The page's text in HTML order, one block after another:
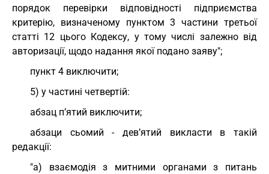
порядок перевірки відповідності підприємства
критерію, визначеному пунктом 3 частини третьої
статті 12 цього Кодексу, у тому числі залежно від
авторизації, щодо надання якої подано заяву";
пункт 4 виключити;
5) у частині четвертій:
абзац п’ятий виключити;
абзаци сьомий - дев’ятий викласти в такій
редакції:
"а) взаємодія з митними органами з питань